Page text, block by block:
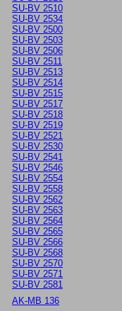
SU-BV 2510
SU-BV 2534
SU-BV 2500
SU-BV 2503
SU-BV 2506
SU-BV 2511
SU-BV 2513
SU-BV 2514
SU-BV 2515
SU-BV 2517
SU-BV 2518
SU-BV 2519
SU-BV 2521
SU-BV 2530
SU-BV 2541
SU-BV 2546
SU-BV 2554
SU-BV 2558
SU-BV 2562
SU-BV 2563
SU-BV 2564
SU-BV 2565
SU-BV 2566
SU-BV 2568
SU-BV 2570
SU-BV 2571
SU-BV 2581
AK-MB 136